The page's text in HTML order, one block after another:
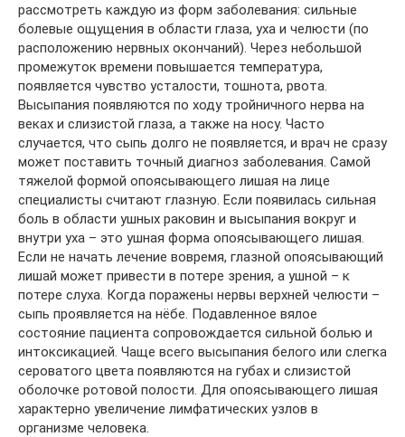
рассмотреть каждую из форм заболевания: сильные
болевые ощущения в области глаза, уха и челюсти (по
расположению нервных окончаний). Через небольшой
промежуток времени повышается температура,
появляется чувство усталости, тошнота, рвота.
Высыпания появляются по ходу тройничного нерва на
веках и слизистой глаза, а также на носу. Часто
случается, что сыпь долго не появляется, и врач не сразу
может поставить точный диагноз заболевания. Самой
тяжелой формой опоясывающего лишая на лице
специалисты считают глазную. Если появилась сильная
боль в области ушных раковин и высыпания вокруг и
внутри уха – это ушная форма опоясывающего лишая.
Если не начать лечение вовремя, глазной опоясывающий
лишай может привести в потере зрения, а ушной – к
потере слуха. Когда поражены нервы верхней челюсти –
сыпь проявляется на нёбе. Подавленное вялое
состояние пациента сопровождается сильной болью и
интоксикацией. Чаще всего высыпания белого или слегка
сероватого цвета появляются на губах и слизистой
оболочке ротовой полости. Для опоясывающего лишая
характерно увеличение лимфатических узлов в
организме человека.